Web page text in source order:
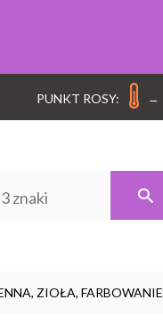
PUNKT ROSY: –
ZIOŁA, FARBOWANIE